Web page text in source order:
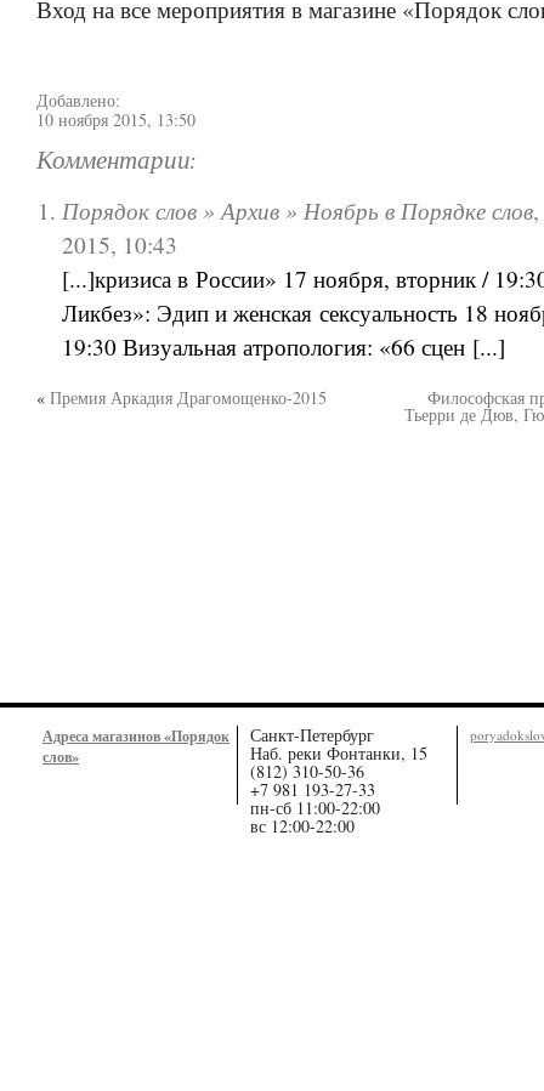
Вход на все мероприятия в магазине «Порядок
Добавлено:
10 ноября 2015, 13:50
Комментарии:
Порядок слов » Архив » Ноябрь в Порядке слов
2015, 10:43
[...]кризиса в России» 17 ноября, вторник /
Ликбез»: Эдип и женская сексуальность 18
19:30 Визуальная атропология: «66 сцен [...]
« Премия Аркадия Драгомощенко-2015 Философская
Тьерри де Дюв,
Адреса магазинов «Порядок
слов»
Санкт-Петербург
Наб. реки Фонтанки, 15
(812) 310-50-36
+7 981 193-27-33
пн-сб 11:00-22:00
вс 12:00-22:00